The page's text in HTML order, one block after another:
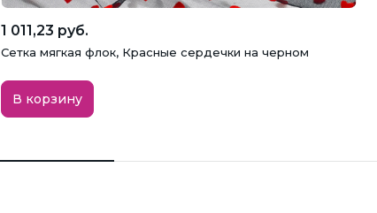
1 011,23 руб.
Сетка мягкая флок, Красные сердечки на черном
В корзину